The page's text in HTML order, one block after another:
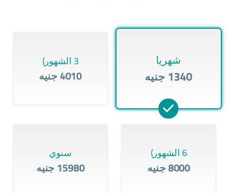
شهريا
1340 جنيه
3 الشهور)
4010 جنيه
6 الشهور)
8000 جنيه
سنوي
15980 جنيه